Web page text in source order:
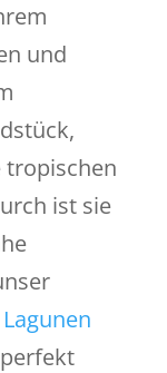
und
tropischen
ist sie